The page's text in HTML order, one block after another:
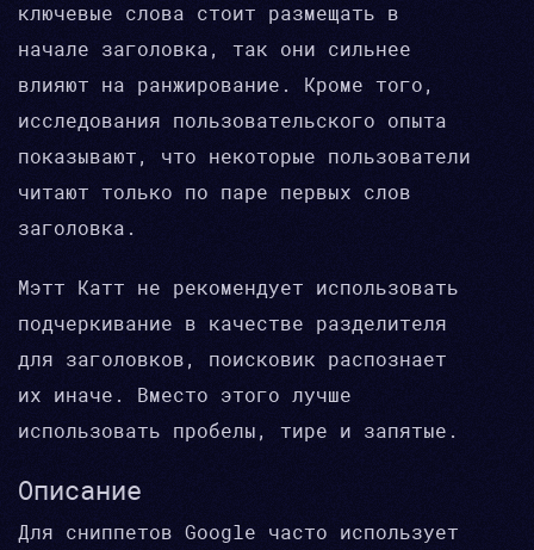
ключевые слова стоит размещать в
начале заголовка, так они сильнее
влияют на ранжирование. Кроме того,
исследования пользовательского опыта
показывают, что некоторые пользователи
читают только по паре первых слов
заголовка.
Мэтт Катт не рекомендует использовать
подчеркивание в качестве разделителя
для заголовков, поисковик распознает
их иначе. Вместо этого лучше
использовать пробелы, тире и запятые.
Описание
Для сниппетов Google часто использует